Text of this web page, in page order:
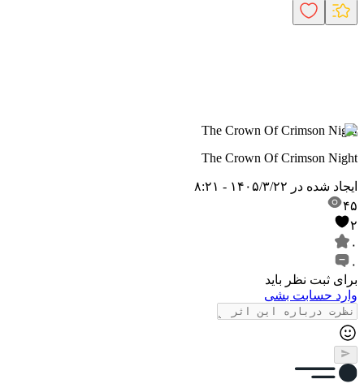
The Crown Of Crimson Night
The Crown Of Crimson Night
ایجاد شده در ۱۴۰۵/۳/۲۲ - ۸:۲۱
۴۵
۲
۰
۰
برای ثبت نظر باید
وارد حسابت بشی